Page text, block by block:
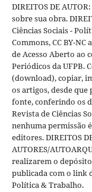
DIREITOS DE
sobre sua obra.
Ciências Sociais -
Commons, CC BY-
de Acesso Aberto ao
Periódicos da UFPB.
(download), copiar,
os artigos, desde que
fonte, conferindo os
Revista de Ciências
nenhuma permissão
editores. DIREITOS
AUTORES/
realizarem o
publicada com o link
Política & Trabalho.